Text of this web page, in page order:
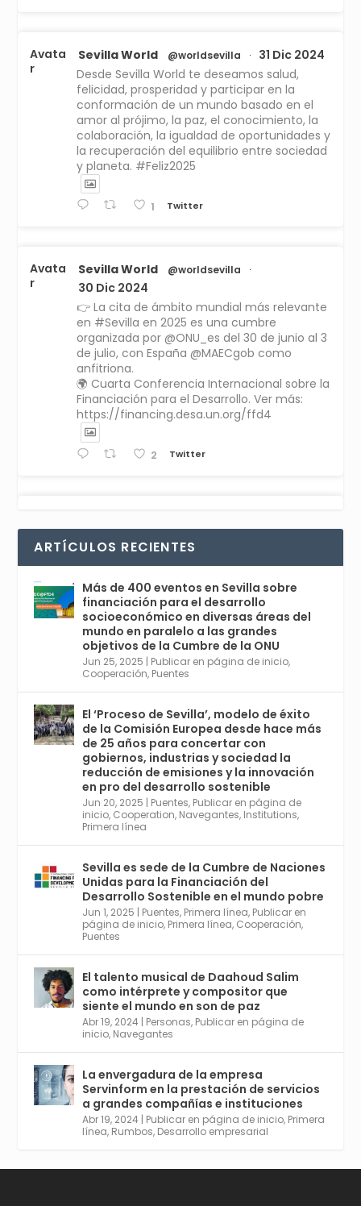
Avata
r
Sevilla World @worldsevilla ·
31 Dic 2024
Desde Sevilla World te deseamos salud,
felicidad, prosperidad y participar en la
conformación de un mundo basado en el
amor al prójimo, la paz, el conocimiento, la
colaboración, la igualdad de oportunidades y
la recuperación del equilibrio entre sociedad
y planeta. #Feliz2025
1 Twitter
Avata
r
Sevilla World @worldsevilla ·
30 Dic 2024
👉 La cita de ámbito mundial más relevante
en #Sevilla en 2025 es una cumbre
organizada por @ONU_es del 30 de junio al 3
de julio, con España @MAECgob como
anfitriona.
🌍 Cuarta Conferencia Internacional sobre la
Financiación para el Desarrollo. Ver más:
https://financing.desa.un.org/ffd4
2 Twitter
r
comienza en Sevilla este lunes 2 con la
Conferencia Internacional sobre Catálisis, y
con el Congreso de Parasitología. Del día 3 al
6, Congreso de Metodología de Ciencias
Sociales y la Salud; y los días 5 y 6 Jornadas
de Economía Industrial.
4
1 2 Twitter
Avata
r
Sevilla World @worldsevilla ·
21 May 2024
Conoce a @mvbim, la empresa sevillana
que ha sido pionera en España en el uso de
la tecnología BIM para digitalizar e
industrializar la arquitectura y la
construcción. Ver su dimensión
internacional en el reportaje de
@juanluispavon1 en @elCorreoWeb :
https://tinyurl.com/yfa2h55p
2 6 Twitter
Avata
Sevilla World @worldsevilla ·
30 Abr 2024
Aprovéchalo si vives en Sevilla capital o
provincia. Curso gratuito en Internet de las
Cosas, Inteligencia Artificial y Smart Cities
plazo acaba el 2 de mayo. Dota de gran
empleabilidad. Ver y enlace a inscripción:
https://tinyurl.com/yu5xhwjr
ARTÍCULOS RECIENTES
Más de 400 eventos en Sevilla sobre
financiación para el desarrollo
socioeconómico en diversas áreas del
mundo en paralelo a las grandes
objetivos de la Cumbre de la ONU
Jun 25, 2025 | Publicar en página de inicio,
Cooperación, Puentes
El ‘Proceso de Sevilla’, modelo de éxito
de la Comisión Europea desde hace más
de 25 años para concertar con
gobiernos, industrias y sociedad la
reducción de emisiones y la innovación
en pro del desarrollo sostenible
Jun 20, 2025 | Puentes, Publicar en página de
inicio, Cooperation, Navegantes, Institutions,
Primera línea
Sevilla es sede de la Cumbre de Naciones
Unidas para la Financiación del
Desarrollo Sostenible en el mundo pobre
Jun 1, 2025 | Puentes, Primera línea, Publicar en
página de inicio, Primera línea, Cooperación,
Puentes
El talento musical de Daahoud Salim
como intérprete y compositor que
siente el mundo en son de paz
Abr 19, 2024 | Personas, Publicar en página de
inicio, Navegantes
La envergadura de la empresa
Servinform en la prestación de servicios
a grandes compañías e instituciones
Abr 19, 2024 | Publicar en página de inicio, Primera
línea, Rumbos, Desarrollo empresarial